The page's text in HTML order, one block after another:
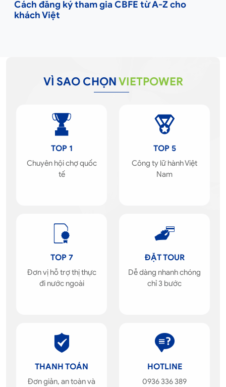
Cách đăng ký tham gia CBFE từ A-Z cho
khách Việt
VÌ SAO CHỌNVIETPOWER
TOP 1
Chuyên hội chợ quốc
tế
TOP 5
Công ty lữ hành Việt
Nam
TOP 7
Đơn vị hỗ trợ thị thực
đi nước ngoài
ĐẶT TOUR
Dễ dàng nhanh chóng
chỉ 3 bước
THANH TOÁN
Đơn giản, an toàn và
HOTLINE
0936 336 389